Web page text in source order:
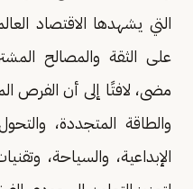
التي يشهدها الاقتصاد
على الثقة والمصالح
مضى، لافتًا إلى أن الفرص
والطاقة المتجددة،
الإبداعية، والسياحة،